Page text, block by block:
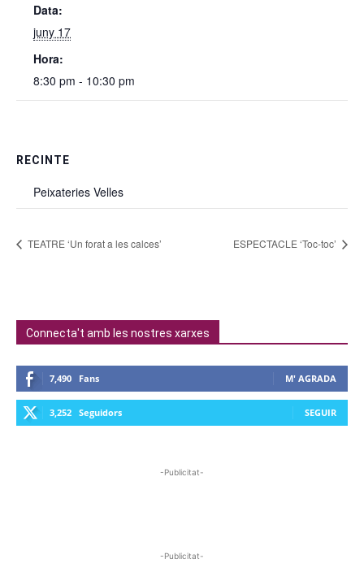
Data:
juny 17
Hora:
8:30 pm - 10:30 pm
RECINTE
Peixateries Velles
TEATRE ‘Un forat a les calces’ ESPECTACLE ‘Toc-toc’
Connecta't amb les nostres xarxes
7,490 Fans M' AGRADA
3,252 Seguidors SEGUIR
-Publicitat-
-Publicitat-